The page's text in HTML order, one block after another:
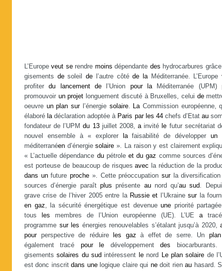
L’Europeveut serendre moins dépendante des hydrocarbures
gisements desoleilde l’autre côtéde laMéditerranée. L’Europe
profiterdu lancement de l’Union pour laMéditerranée (UPM)
promouvoir un projet longuement discuté à Bruxelles, celui de
oeuvre un plan surl’énergie solaire. LaCommission européenne,
élaboré ladéclaration adoptée à Paris par les 44chefs d’Etat au
fondateur de l’UPMdu 13juillet 2008,ainvité le futur secrétariat
nouvel ensemble à « explorer
lafaisabilité de développerun
méditerranéen d’énergiesolaire ». La raison y est clairement
« L’actuelle dépendance dupétroleet du gaz comme sources
est porteuse de beaucoup de risquesavec
la réduction de la
dans unfutureproche ». Cette préoccupation surla
sources d’énergie paraît plus présente aunord qu’au sud.
grave crise de l’hiver 2005 entre la Russie et l’Ukrainesurla
en gaz, la sécurité énergétique est devenueune priorité
tous
les membres de l’Union européenne (UE). L’UE a
programme sur les énergies renouvelables s’étalant jusqu’à 2020,
pourperspective de réduire les gaz à effet de serre. Un plan
également tracé pour le développementdes
gisementssolaires du sud intéressent lenord Le plan solaire de
est donc inscritdans unelogique claire qui nedoit rienau hasard.